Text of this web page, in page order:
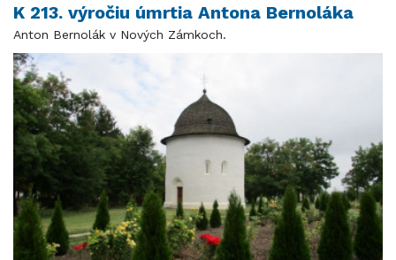
K 213. výročiu úmrtia Antona Bernoláka
Anton Bernolák v Nových Zámkoch.